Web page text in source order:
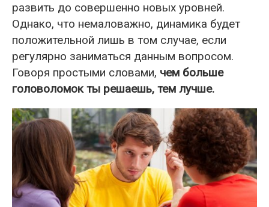
развить до совершенно новых уровней.
Однако, что немаловажно, динамика будет
положительной лишь в том случае, если
регулярно заниматься данным вопросом.
Говоря простыми словами, чем больше
головоломок ты решаешь, тем лучше.